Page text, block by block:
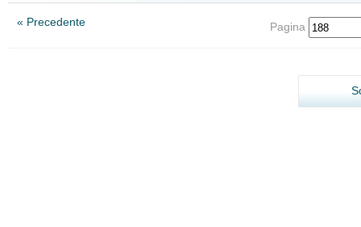
« Precedente Pagina